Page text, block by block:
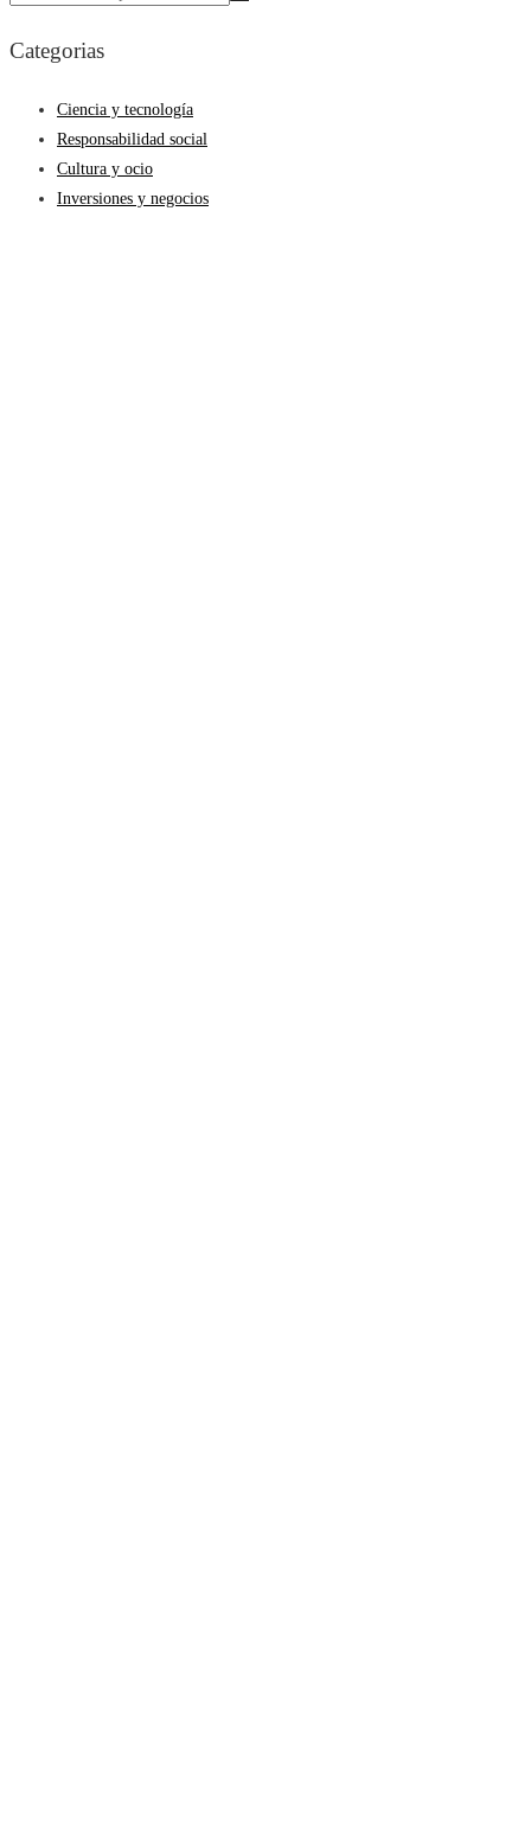
Categorias
Ciencia y tecnología
Responsabilidad social
Cultura y ocio
Inversiones y negocios